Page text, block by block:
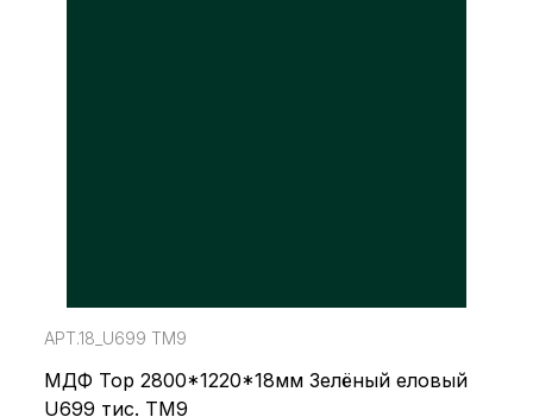
АРТ.18_U699 TM9
МДФ Top 2800*1220*18мм Зелёный еловый
U699 тис. TM9